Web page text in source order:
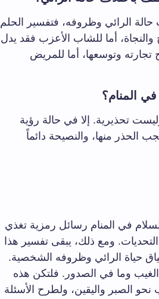
الرائي وظروفه، فتفسير الحلم
أما للشاب الأعزب فقد يدل
وتوسعها، أما للمريض
المنام؟
تحذيرية. إلا في حالة رؤية
الحذر منها، والنصيحة دائماً
في المنام رسائل رمزية تغذي
ومع ذلك، يبقى تفسير هذا
حياة الرائي وظروفه الشخصية.
الغيب وما في الصدور. فلتكن هذه
نحو الصبر واليقين، ولطرح الأسئلة